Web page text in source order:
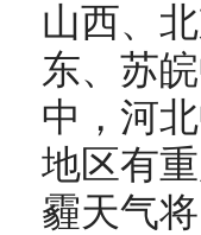
山西、
东、苏
中，河
地区有
霾天气